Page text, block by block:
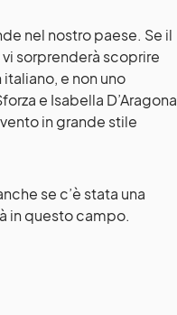
nel nostro paese. Se il
sorprenderà scoprire
e non uno
e Isabella D’Aragona
in grande stile
se c’è stata una
in questo campo.